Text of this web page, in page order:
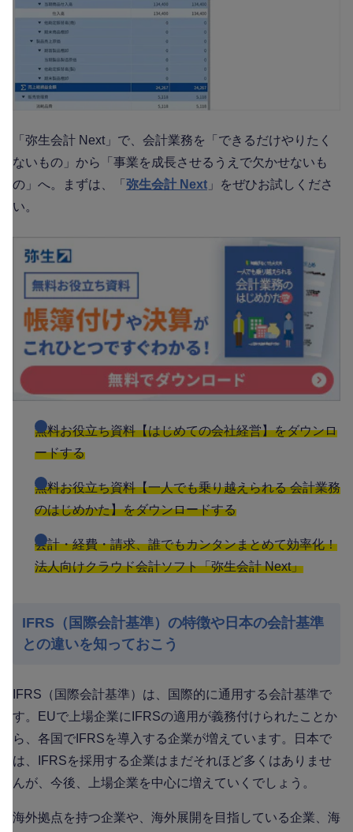
「弥生会計 Next」で、会計業務を「できるだけやりたく
ないもの」から「事業を成長させるうえで欠かせないも
の」へ。まずは、「 弥生会計 Next 」をぜひお試しくださ
い。
無料お役立ち資料【はじめての会社経営】をダウンロ
ードする
無料お役立ち資料【一人でも乗り越えられる 会計業務
のはじめかた】をダウンロードする
会計・経費・請求、誰でもカンタンまとめて効率化！
法人向けクラウド会計ソフト「弥生会計 Next」
IFRS（国際会計基準）の特徴や日本の会計基準
との違いを知っておこう
IFRS（国際会計基準）は、国際的に通用する会計基準で
す。EUで上場企業にIFRSの適用が義務付けられたことか
ら、各国でIFRSを導入する企業が増えています。日本で
は、IFRSを採用する企業はまだそれほど多くはありませ
んが、今後、上場企業を中心に増えていくでしょう。
海外拠点を持つ企業や、海外展開を目指している企業、海